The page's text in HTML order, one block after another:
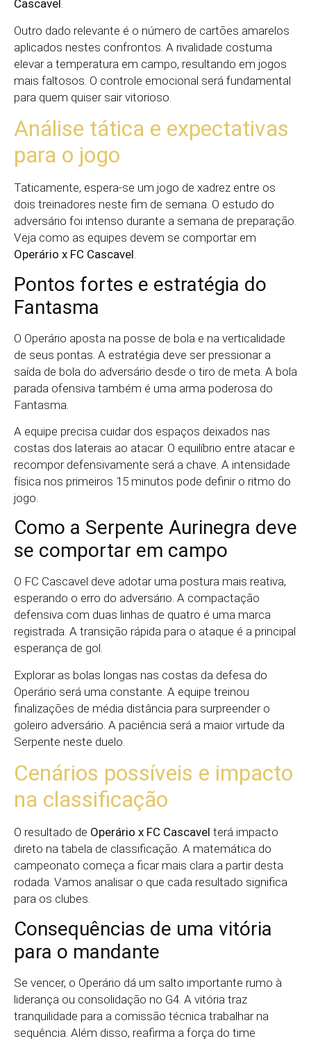
Cascavel .
Outro dado relevante é o número de cartões amarelos
aplicados nestes confrontos. A rivalidade costuma
elevar a temperatura em campo, resultando em jogos
mais faltosos. O controle emocional será fundamental
para quem quiser sair vitorioso.
Análise tática e expectativas
para o jogo
Taticamente, espera-se um jogo de xadrez entre os
dois treinadores neste fim de semana. O estudo do
adversário foi intenso durante a semana de preparação.
Veja como as equipes devem se comportar em
Operário x FC Cascavel.
Pontos fortes e estratégia do
Fantasma
O Operário aposta na posse de bola e na verticalidade
de seus pontas. A estratégia deve ser pressionar a
saída de bola do adversário desde o tiro de meta. A bola
parada ofensiva também é uma arma poderosa do
Fantasma.
A equipe precisa cuidar dos espaços deixados nas
costas dos laterais ao atacar. O equilíbrio entre atacar e
recompor defensivamente será a chave. A intensidade
física nos primeiros 15 minutos pode definir o ritmo do
jogo.
Como a Serpente Aurinegra deve
se comportar em campo
O FC Cascavel deve adotar uma postura mais reativa,
esperando o erro do adversário. A compactação
defensiva com duas linhas de quatro é uma marca
registrada. A transição rápida para o ataque é a principal
esperança de gol.
Explorar as bolas longas nas costas da defesa do
Operário será uma constante. A equipe treinou
finalizações de média distância para surpreender o
goleiro adversário. A paciência será a maior virtude da
Serpente neste duelo.
Cenários possíveis e impacto
na classificação
O resultado de Operário x FC Cascavel terá impacto
direto na tabela de classificação. A matemática do
campeonato começa a ficar mais clara a partir desta
rodada. Vamos analisar o que cada resultado significa
para os clubes.
Consequências de uma vitória
para o mandante
Se vencer, o Operário dá um salto importante rumo à
liderança ou consolidação no G4. A vitória traz
tranquilidade para a comissão técnica trabalhar na
sequência. Além disso, reafirma a força do time